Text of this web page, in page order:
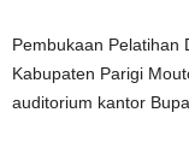
Pembukaan Pelatihan
Kabupaten Parigi
auditorium kantor